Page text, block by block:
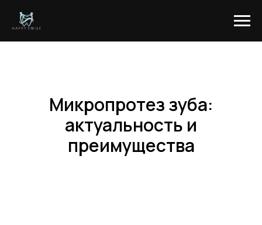
Микропротез зуба:
актуальность и
преимущества